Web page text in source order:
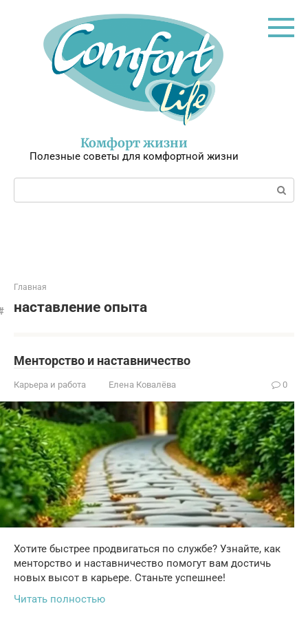
Комфорт жизни
Полезные советы для комфортной жизни
Поиск:
Главная
наставление опыта
Менторство и наставничество
Карьера и работа Елена Ковалёва 0
Хотите быстрее продвигаться по службе? Узнайте, как
менторство и наставничество помогут вам достичь
новых высот в карьере. Станьте успешнее!
Читать полностью